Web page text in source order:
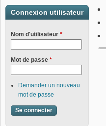
Connexion utilisateur
Nom d'utilisateur *
Mot de passe *
Demander un nouveau
mot de passe